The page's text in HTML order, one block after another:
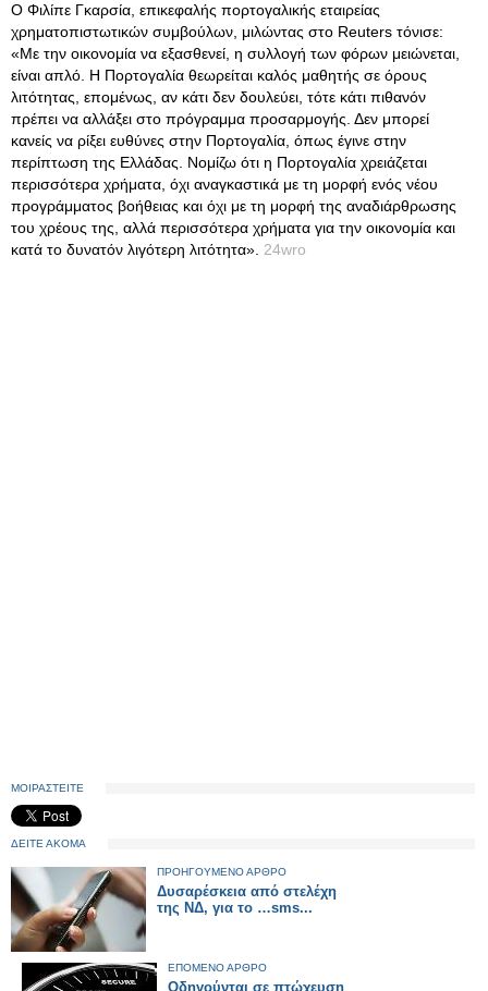
Ο Φιλίπε Γκαρσία, επικεφαλής πορτογαλικής εταιρείας
χρηματοπιστωτικών συμβούλων, μιλώντας στο Reuters τόνισε:
«Με την οικονομία να εξασθενεί, η συλλογή των φόρων μειώνεται,
είναι απλό . Η Πορτογαλία θεωρείται καλός μαθητής σε όρους
λιτότητας, επομένως, αν κάτι δεν δουλεύει, τότε κάτι πιθανόν
πρέπει να αλλάξει στο πρόγραμμα προσαρμογής. Δεν μπορεί
κανείς να ρίξει ευθύνες στην Πορτογαλία, όπως έγινε στην
περίπτωση της Ελλάδας. Νομίζω ότι η Πορτογαλία χρειάζεται
περισσότερα χρήματα, όχι αναγκαστικά με τη μορφή ενός νέου
προγράμματος βοήθειας και όχι με τη μορφή της αναδιάρθρωσης
του χρέους της, αλλά περισσότερα χρήματα για την οικονομία και
κατά το δυνατόν λιγότερη λιτότητα». 24wro
ΜΟΙΡΑΣΤΕΙΤΕ
ΔΕΙΤΕ ΑΚΟΜΑ
ΠΡΟΗΓΟΥΜΕΝΟ ΑΡΘΡΟ
Δυσαρέσκεια από στελέχη
της ΝΔ, για το …sms...
ΕΠΟΜΕΝΟ ΑΡΘΡΟ
Οδηγούνται σε πτώχευση